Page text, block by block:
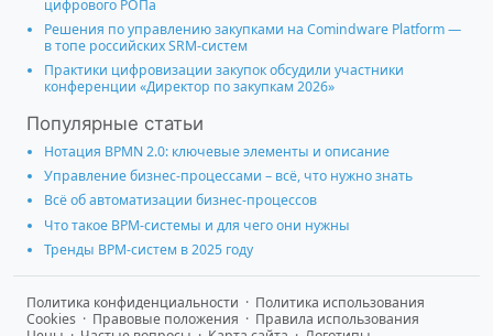
цифрового РОПа
Решения по управлению закупками на Comindware Platform —
в топе российских SRM-систем
Практики цифровизации закупок обсудили участники
конференции «Директор по закупкам 2026»
Популярные статьи
Нотация BPMN 2.0: ключевые элементы и описание
Управление бизнес-процессами – всё, что нужно знать
Всё об автоматизации бизнес-процессов
Что такое BPM-системы и для чего они нужны
Тренды BPM-систем в 2025 году
Политика конфиденциальности · Политика использования
Cookies · Правовые положения · Правила использования